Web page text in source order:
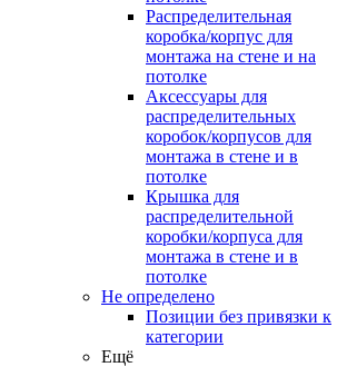
Распределительная
коробка/корпус для
монтажа на стене и на
потолке
Аксессуары для
распределительных
коробок/корпусов для
монтажа в стене и в
потолке
Крышка для
распределительной
коробки/корпуса для
монтажа в стене и в
потолке
Не определено
Позиции без привязки к
категории
Ещё